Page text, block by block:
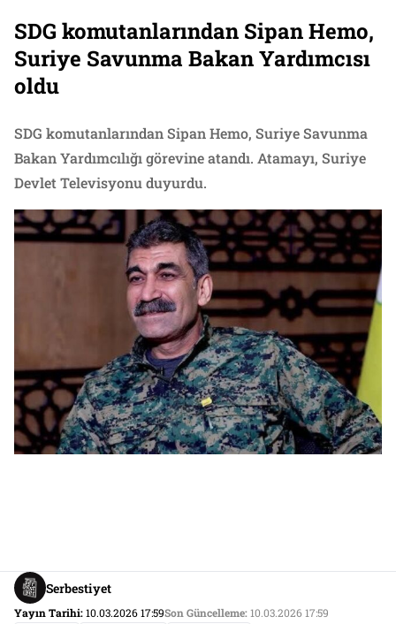
SDG komutanlarından Sipan Hemo,
Suriye Savunma Bakan Yardımcısı
oldu
SDG komutanlarından Sipan Hemo, Suriye Savunma
Bakan Yardımcılığı görevine atandı. Atamayı, Suriye
Devlet Televisyonu duyurdu.
Serbestiyet
Yayın Tarihi:10.03.2026 17:59Son Güncelleme:10.03.2026 17:59